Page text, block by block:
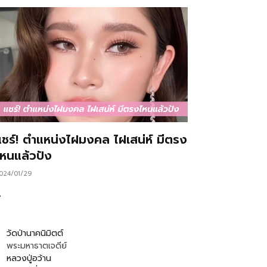
ร์! ตำแหน่งไฝมงคล ไฝเสน่ห์ มีตรง
นแล้วปัง
01/29
วัดป่านาคนิมิตต์
พระมหาธาตเจดีย์
หลวงปู่อว้าน